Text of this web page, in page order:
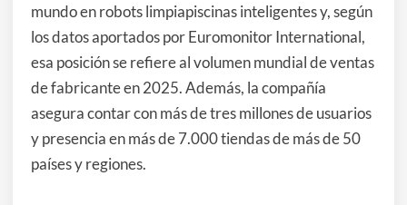
mundo en robots limpiapiscinas inteligentes y, según
los datos aportados por Euromonitor International,
esa posición se refiere al volumen mundial de ventas
de fabricante en 2025. Además, la compañía
asegura contar con más de tres millones de usuarios
y presencia en más de 7.000 tiendas de más de 50
países y regiones.